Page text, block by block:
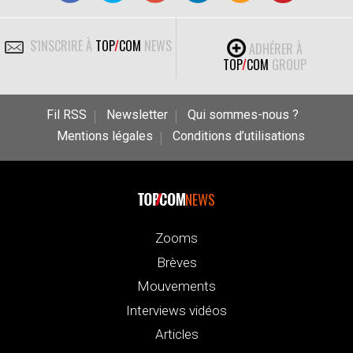
S'INSCRIRE À TOP/COM NEWS
ADHÉRER À
TOP/COM GROUP
Fil RSS Newsletter
Qui sommes-nous ?
Mentions légales
Conditions d’utilisations
NEWS
Zooms
Brèves
Mouvements
Interviews vidéos
Articles